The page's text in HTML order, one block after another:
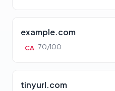
example.com
CA 70/100
tinyurl.com